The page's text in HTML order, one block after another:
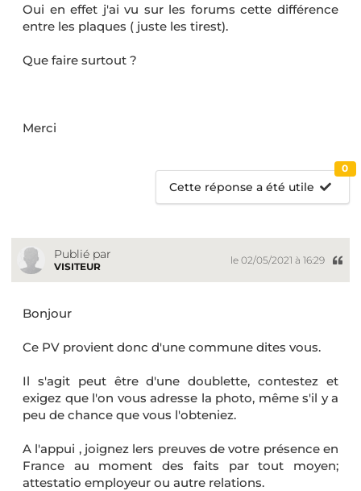
Oui en effet j'ai vu sur les forums cette différence
entre les plaques ( juste les tirest).
Que faire surtout ?
Merci
Cette réponse a été utile
0
Publié par
VISITEUR
le 02/05/2021 à 16:29
Bonjour
Ce PV provient donc d'une commune dites vous.
Il s'agit peut être d'une doublette, contestez et
exigez que l'on vous adresse la photo, même s'il y a
peu de chance que vous l'obteniez.
A l'appui , joignez lers preuves de votre présence en
France au moment des faits par tout moyen;
attestatio employeur ou autre relations.